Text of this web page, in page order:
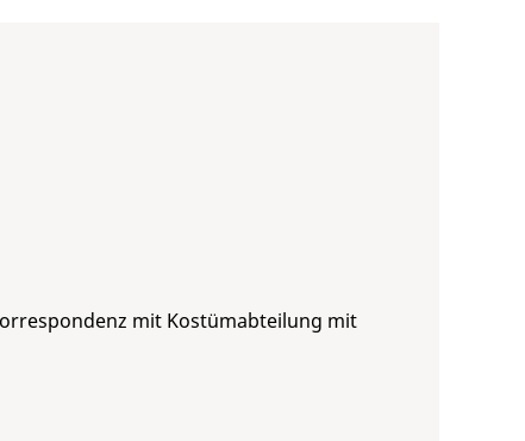
mit Kostümabteilung mit